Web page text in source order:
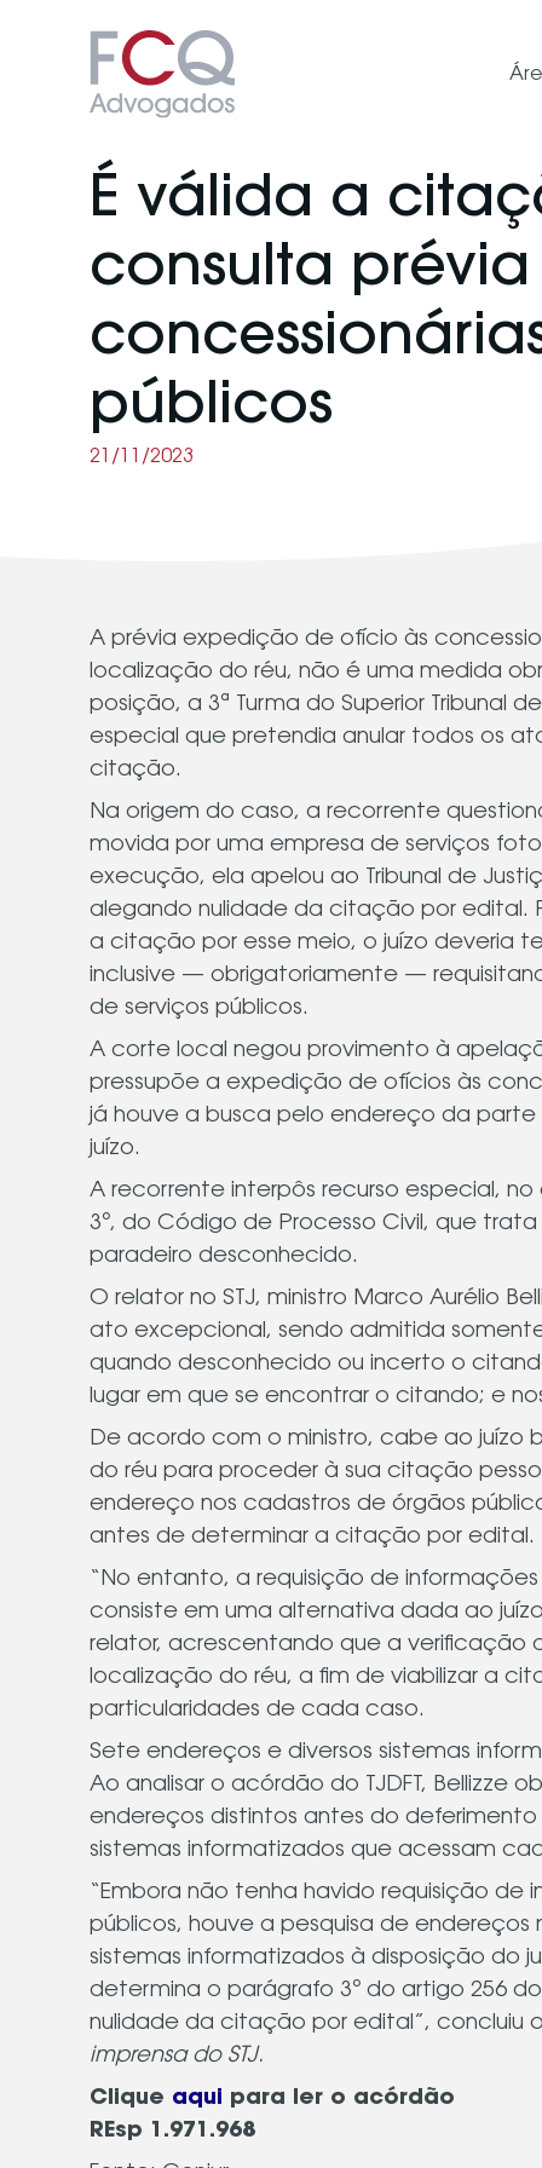
É válida a
consulta prévia
públicos
21/11/2023
A prévia expedição de ofício às
localização do réu, não é uma medida
posição, a 3ª Turma do Superior Tribunal
especial que pretendia anular todos os
citação.
Na origem do caso, a recorrente
movida por uma empresa de serviços
execução, ela apelou ao Tribunal de
alegando nulidade da citação por
a citação por esse meio, o juízo deveria
inclusive — obrigatoriamente —
de serviços públicos.
A corte local negou provimento à
pressupõe a expedição de ofícios às
já houve a busca pelo endereço da parte
juízo.
A recorrente interpôs recurso especial,
3º, do Código de Processo Civil, que
paradeiro desconhecido.
O relator no STJ, ministro Marco Aurélio
ato excepcional, sendo admitida
quando desconhecido ou incerto o
lugar em que se encontrar o citando; e
De acordo com o ministro, cabe ao juízo
do réu para proceder à sua citação
endereço nos cadastros de órgãos
antes de determinar a citação por edital.
“No entanto, a requisição de
consiste em uma alternativa dada ao
relator, acrescentando que a verificação
localização do réu, a fim de viabilizar a
particularidades de cada caso.
Sete endereços e diversos sistemas
Ao analisar o acórdão do TJDFT, Bellizze
endereços distintos antes do
sistemas informatizados que acessam
“Embora não tenha havido requisição de
públicos, houve a pesquisa de
sistemas informatizados à disposição do
determina o parágrafo 3º do artigo 256
nulidade da citação por edital”, concluiu
imprensa do STJ.
Clique aqui para ler o acórdão
REsp 1.971.968